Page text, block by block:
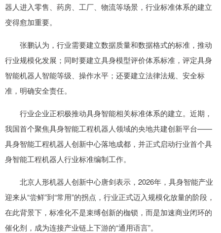
器人进入零售、药房、工厂、物流等场景，行业标准体系的建立
变得愈加重要。
张鹏认为，行业需要建立数据质量和数据格式的标准，推动
行业规模化发展；同时要建立具身模型评价体系标准，评定具身
智能机器人智能等级、操作水平；还要建立法律法规、安全标
准，明确安全责任。
行业企业正积极推动具身智能相关标准体系的建立。近期，
我国首个聚焦具身智能工程机器人领域的央地共建创新平台——
具身智能工程机器人创新中心落地成都，并正式启动行业首个具
身智能工程机器人行业标准编制工作。
北京人形机器人创新中心唐剑表示，2026年，具身智能产业
迎来从“尝鲜”到“常用”的拐点，行业正式迈入规模化放量的阶段，
在此背景下，标准化不是束缚创新的枷锁，而是加速商业闭环的
催化剂，成为连接产业链上下游的“通用语言”。